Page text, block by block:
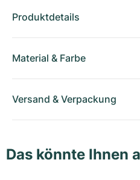
Produktdetails
Material & Farbe
Versand & Verpackung
Das könnte Ihnen